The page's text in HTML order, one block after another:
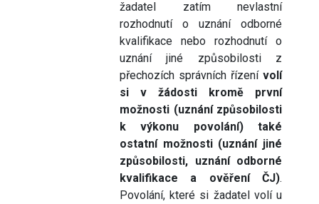
žadatel zatím nevlastní
rozhodnutí o uznání odborné
kvalifikace nebo rozhodnutí o
uznání jiné způsobilosti z
přechozích správních řízenívolí
si v žádosti kromě první
možnosti (uznání způsobilosti
k výkonu povolání) také
ostatní možnosti (uznání jiné
způsobilosti, uznání odborné
kvalifikace a ověření ČJ).
Povolání, které si žadatel volí u